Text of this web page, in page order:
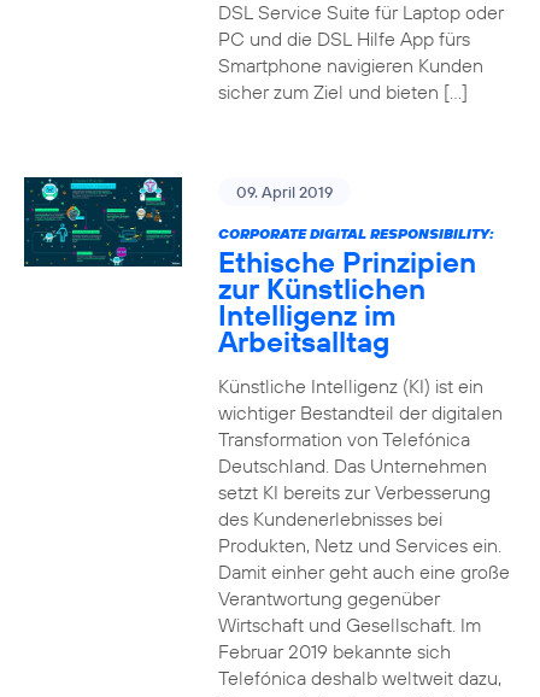
DSL Service Suite für Laptop oder
PC und die DSL Hilfe App fürs
Smartphone navigieren Kunden
sicher zum Ziel und bieten […]
09. April 2019
CORPORATE DIGITAL RESPONSIBILITY:
Ethische Prinzipien
zur Künstlichen
Intelligenz im
Arbeitsalltag
Künstliche Intelligenz (KI) ist ein
wichtiger Bestandteil der digitalen
Transformation von Telefónica
Deutschland. Das Unternehmen
setzt KI bereits zur Verbesserung
des Kundenerlebnisses bei
Produkten, Netz und Services ein.
Damit einher geht auch eine große
Verantwortung gegenüber
Wirtschaft und Gesellschaft. Im
Februar 2019 bekannte sich
Telefónica deshalb weltweit dazu,